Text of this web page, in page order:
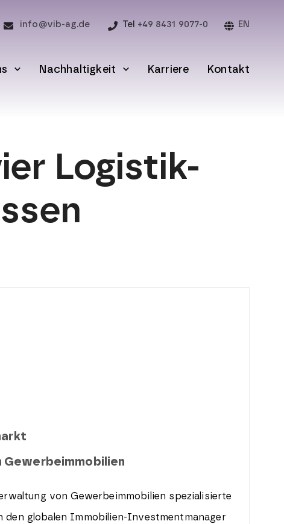
info@vib-ag.de Tel +49 8431 9077-0 EN
Nachhaltigkeit Karriere Kontakt
Logistik-
von Gewerbeimmobilien spezialisierte
globalen Immobilien-Investmentmanager